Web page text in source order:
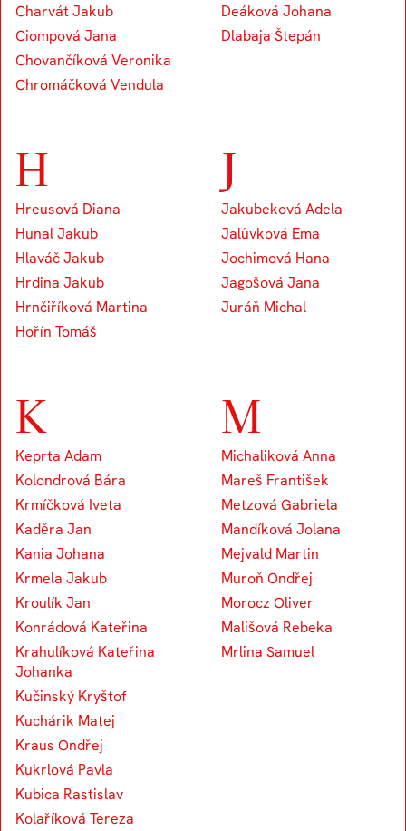
Charvát Jakub
Ciompová Jana
Chovančíková Veronika
Chromáčková Vendula
Deáková Johana
Dlabaja Štepán
H
Hreusová Diana
Hunal Jakub
Hlaváč Jakub
Hrdina Jakub
Hrnčiříková Martina
Hořín Tomáš
J
Jakubeková Adela
Jalůvková Ema
Jochimová Hana
Jagošová Jana
Juráň Michal
K
Keprta Adam
Kolondrová Bára
Krmíčková Iveta
Kaděra Jan
Kania Johana
Krmela Jakub
Kroulík Jan
Konrádová Kateřina
Krahulíková Kateřina
Johanka
Kučinský Kryštof
Kuchárik Matej
Kraus Ondřej
Kukrlová Pavla
Kubica Rastislav
Kolaříková Tereza
M
Michaliková Anna
Mareš František
Metzová Gabriela
Mandíková Jolana
Mejvald Martin
Muroň Ondřej
Morocz Oliver
Mališová Rebeka
Mrlina Samuel